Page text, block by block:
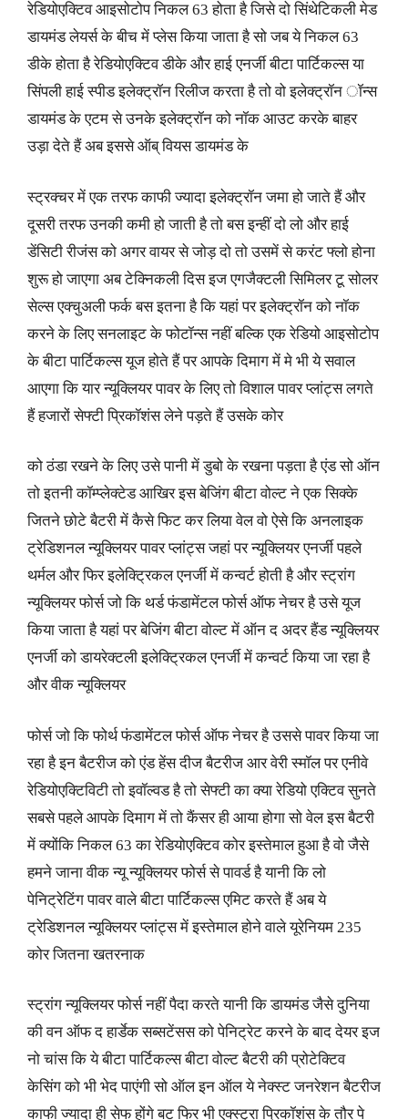
रेडियोएक्टिव आइसोटोप निकल 63 होता है जिसे दो सिंथेटिकली मेड
डायमंड लेयर्स के बीच में प्लेस किया जाता है सो जब ये निकल 63
डीके होता है रेडियोएक्टिव डीके और हाई एनर्जी बीटा पार्टिकल्स या
सिंपली हाई स्पीड इलेक्ट्रॉन रिलीज करता है तो वो इलेक्ट्रॉन ॉन्स
डायमंड के एटम से उनके इलेक्ट्रॉन को नॉक आउट करके बाहर
उड़ा देते हैं अब इससे ऑब् वियस डायमंड के
स्ट्रक्चर में एक तरफ काफी ज्यादा इलेक्ट्रॉन जमा हो जाते हैं और
दूसरी तरफ उनकी कमी हो जाती है तो बस इन्हीं दो लो और हाई
डेंसिटी रीजंस को अगर वायर से जोड़ दो तो उसमें से करंट फ्लो होना
शुरू हो जाएगा अब टेक्निकली दिस इज एगजैक्टली सिमिलर टू सोलर
सेल्स एक्चुअली फर्क बस इतना है कि यहां पर इलेक्ट्रॉन को नॉक
करने के लिए सनलाइट के फोटॉन्स नहीं बल्कि एक रेडियो आइसोटोप
के बीटा पार्टिकल्स यूज होते हैं पर आपके दिमाग में मे भी ये सवाल
आएगा कि यार न्यूक्लियर पावर के लिए तो विशाल पावर प्लांट्स लगते
हैं हजारों सेफ्टी प्रिकॉशंस लेने पड़ते हैं उसके कोर
को ठंडा रखने के लिए उसे पानी में डुबो के रखना पड़ता है एंड सो ऑन
तो इतनी कॉम्प्लेक्टेड आखिर इस बेजिंग बीटा वोल्ट ने एक सिक्के
जितने छोटे बैटरी में कैसे फिट कर लिया वेल वो ऐसे कि अनलाइक
ट्रेडिशनल न्यूक्लियर पावर प्लांट्स जहां पर न्यूक्लियर एनर्जी पहले
थर्मल और फिर इलेक्ट्रिकल एनर्जी में कन्वर्ट होती है और स्ट्रांग
न्यूक्लियर फोर्स जो कि थर्ड फंडामेंटल फोर्स ऑफ नेचर है उसे यूज
किया जाता है यहां पर बेजिंग बीटा वोल्ट में ऑन द अदर हैंड न्यूक्लियर
एनर्जी को डायरेक्टली इलेक्ट्रिकल एनर्जी में कन्वर्ट किया जा रहा है
और वीक न्यूक्लियर
फोर्स जो कि फोर्थ फंडामेंटल फोर्स ऑफ नेचर है उससे पावर किया जा
रहा है इन बैटरीज को एंड हेंस दीज बैटरीज आर वेरी स्मॉल पर एनीवे
रेडियोएक्टिविटी तो इवॉल्वड है तो सेफ्टी का क्या रेडियो एक्टिव सुनते
सबसे पहले आपके दिमाग में तो कैंसर ही आया होगा सो वेल इस बैटरी
में क्योंकि निकल 63 का रेडियोएक्टिव कोर इस्तेमाल हुआ है वो जैसे
हमने जाना वीक न्यू न्यूक्लियर फोर्स से पावर्ड है यानी कि लो
पेनिट्रेटिंग पावर वाले बीटा पार्टिकल्स एमिट करते हैं अब ये
ट्रेडिशनल न्यूक्लियर प्लांट्स में इस्तेमाल होने वाले यूरेनियम 235
कोर जितना खतरनाक
स्ट्रांग न्यूक्लियर फोर्स नहीं पैदा करते यानी कि डायमंड जैसे दुनिया
की वन ऑफ द हार्डेक सब्सटेंसस को पेनिट्रेट करने के बाद देयर इज
नो चांस कि ये बीटा पार्टिकल्स बीटा वोल्ट बैटरी की प्रोटेक्टिव
केसिंग को भी भेद पाएंगी सो ऑल इन ऑल ये नेक्स्ट जनरेशन बैटरीज
काफी ज्यादा ही सेफ होंगे बट फिर भी एक्स्ट्रा प्रिकॉशंस के तौर पे